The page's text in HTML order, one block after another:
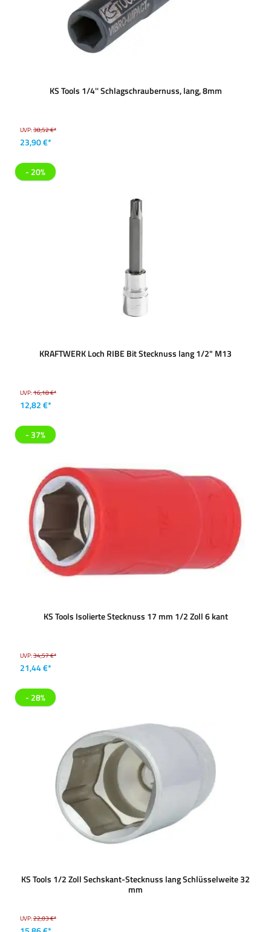
KS Tools 1/4'' Schlagschraubernuss, lang, 8mm
UVP:38,52 €*
23,90 €*
- 20%
KRAFTWERK Loch RIBE Bit Stecknuss lang 1/2" M13
UVP:16,18 €*
12,82 €*
- 37%
KS Tools Isolierte Stecknuss 17 mm 1/2 Zoll 6 kant
UVP:34,57 €*
21,44 €*
- 28%
KS Tools 1/2 Zoll Sechskant-Stecknuss lang Schlüsselweite 32
mm
UVP:22,03 €*